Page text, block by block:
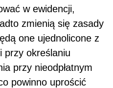
w ewidencji,
zmienią się zasady
one ujednolicone z
przy określaniu
przy nieodpłatnym
powinno uprościć